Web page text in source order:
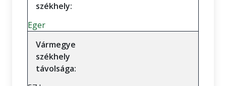
székhely:
Eger
Vármegye
székhely
távolsága: